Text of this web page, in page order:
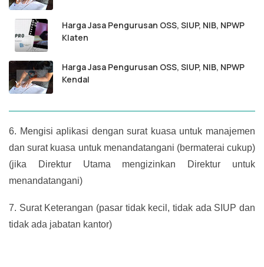
Harga Jasa Pengurusan OSS, SIUP, NIB, NPWP
Klaten
Harga Jasa Pengurusan OSS, SIUP, NIB, NPWP
Kendal
6. Mengisi aplikasi dengan surat kuasa untuk manajemen
dan surat kuasa untuk menandatangani (bermaterai cukup)
(jika Direktur Utama mengizinkan Direktur untuk
menandatangani)
7. Surat Keterangan (pasar tidak kecil, tidak ada SIUP dan
tidak ada jabatan kantor)